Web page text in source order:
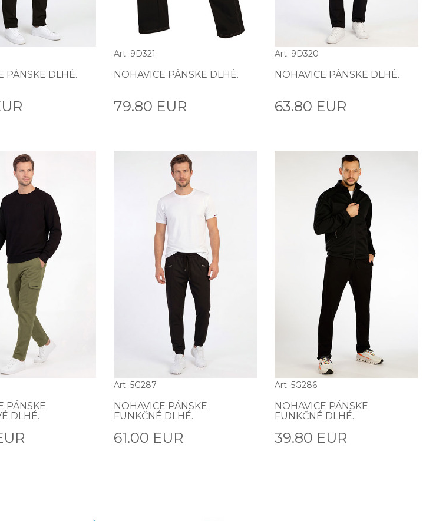
PÁNSKE DLHÉ.
Art: 9D321
NOHAVICE PÁNSKE DLHÉ.
79.80 EUR
Art: 9D320
NOHAVICE PÁNSKE DLHÉ.
63.80 EUR
PÁNSKE
DLHÉ.
Art: 5G287
NOHAVICE PÁNSKE
FUNKČNÉ DLHÉ.
61.00 EUR
Art: 5G286
NOHAVICE PÁNSKE
FUNKČNÉ DLHÉ.
39.80 EUR